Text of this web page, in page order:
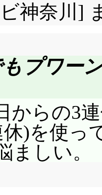
神奈川]
プワー
からの3
)を使っ
しい。